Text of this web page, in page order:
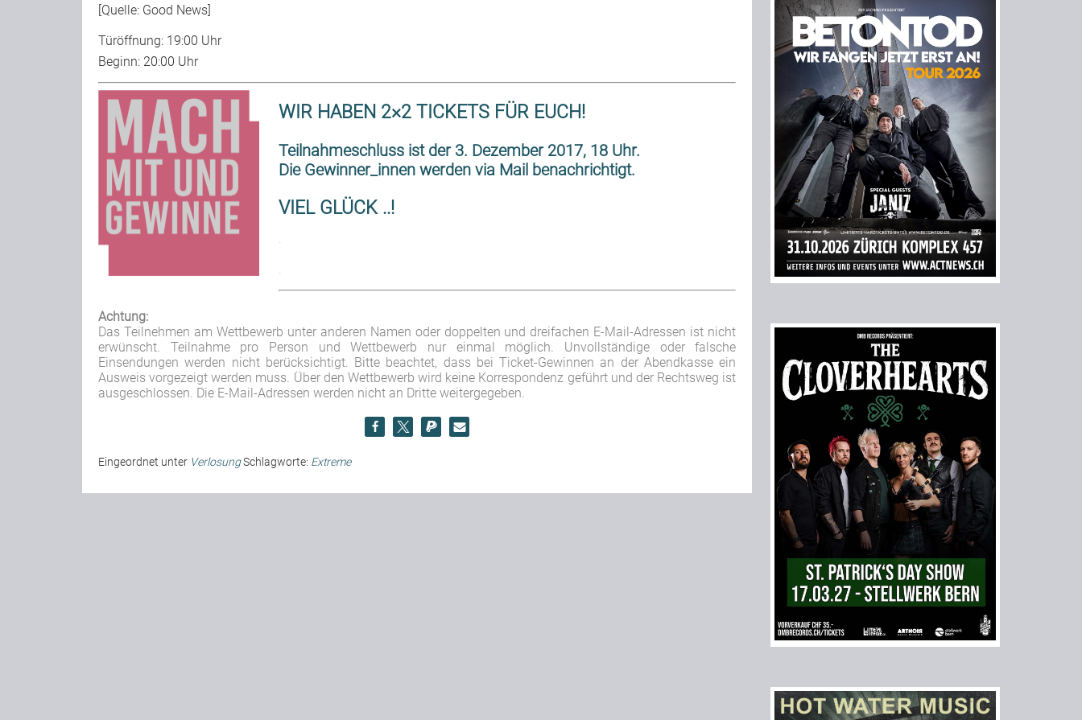
[Quelle: Good News]
Türöffnung: 19:00 Uhr
Beginn: 20:00 Uhr
WIR HABEN 2×2 TICKETS FÜR EUCH!
Teilnahmeschluss ist der 3. Dezember 2017, 18 Uhr.
Die Gewinner_innen werden via Mail benachrichtigt.
VIEL GLÜCK ..!
Achtung:
Das Teilnehmen am Wettbewerb unter anderen Namen oder doppelten und dreifachen E-Mail-Adressen ist nicht
erwünscht. Teilnahme pro Person und Wettbewerb nur einmal möglich. Unvollständige oder falsche
Einsendungen werden nicht berücksichtigt. Bitte beachtet, dass bei Ticket-Gewinnen an der Abendkasse ein
Ausweis vorgezeigt werden muss. Über den Wettbewerb wird keine Korrespondenz geführt und der Rechtsweg ist
ausgeschlossen. Die E-Mail-Adressen werden nicht an Dritte weitergegeben.
Eingeordnet unter VerlosungSchlagworte: Extreme